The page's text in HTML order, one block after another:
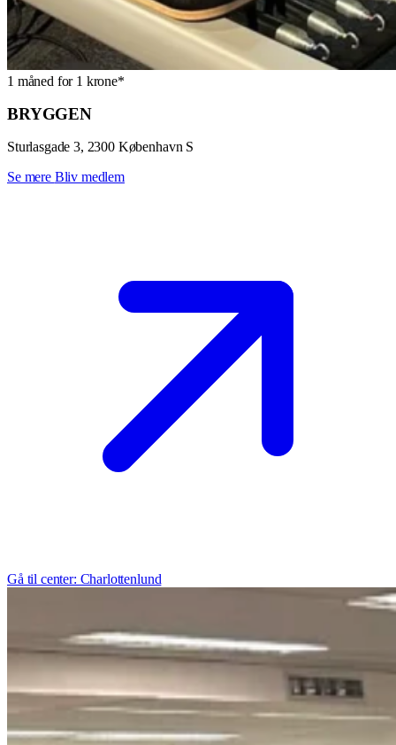
1 måned for 1 krone*
BRYGGEN
Sturlasgade 3, 2300 København S
Se mere Bliv medlem
Gå til center: Charlottenlund